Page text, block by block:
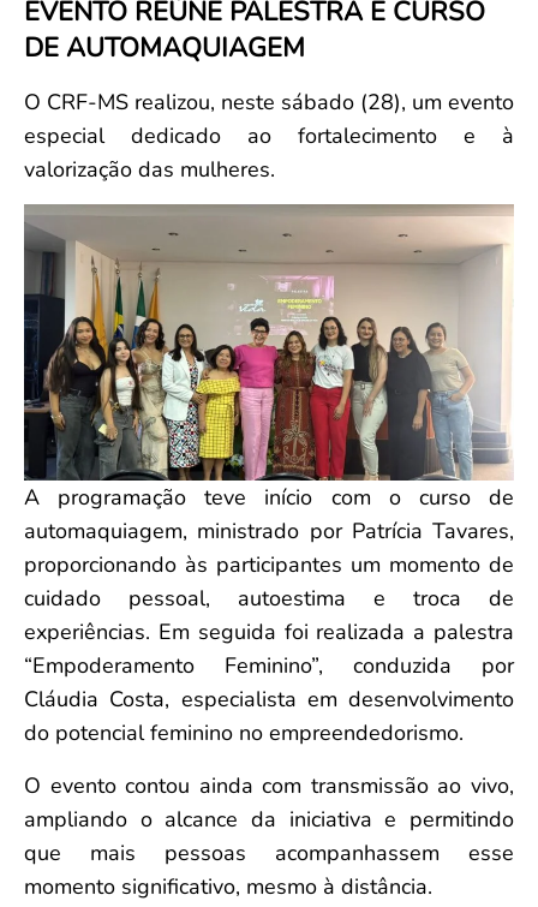
Convenção Coletiva 2025/2026 – Piso salarial Farmácias e Drogaria
Consulta de Farmacêuticos e Estabelecimentos Inscritos no CRF/MS
Saúde Pública e Indígena
Calendário Eleitoral
Candidatos
Votação
Dúvidas Frequentes
Eleições Anteriores
EVENTO REÚNE PALESTRA E CURSO
DE AUTOMAQUIAGEM
O CRF-MS realizou, neste sábado (28), um evento
especial dedicado ao fortalecimento e à
valorização das mulheres.
A programação teve início com o curso de
automaquiagem, ministrado por Patrícia Tavares,
proporcionando às participantes um momento de
cuidado pessoal, autoestima e troca de
experiências. Em seguida foi realizada a palestra
“Empoderamento Feminino”, conduzida por
Cláudia Costa, especialista em desenvolvimento
do potencial feminino no empreendedorismo.
O evento contou ainda com transmissão ao vivo,
ampliando o alcance da iniciativa e permitindo
que mais pessoas acompanhassem esse
momento significativo, mesmo à distância.